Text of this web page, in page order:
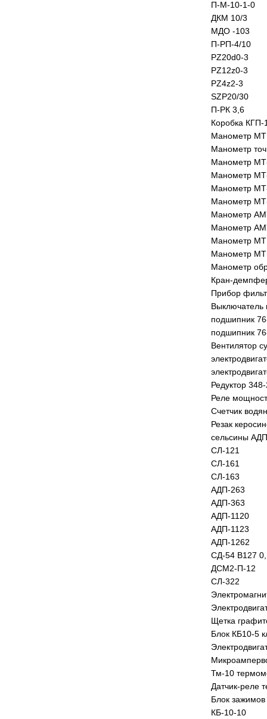
П-М-10-1-0
ДКМ 10/3
МДО -103
П-РП-4/10
PZ20d0-3
PZ12z0-3
PZ4z2-3
SZP20/30
П-РК 3,6
Коробка
Манометр
Манометр
Манометр
Манометр
Манометр
Манометр
Манометр
Манометр
Манометр
Манометр
Манометр
Кран-
Прибор
Выключатель
подшипник
подшипник
Вентилятор
Редуктор
Реле
Счетчик
Резак
сельсины
СЛ-121
СЛ-161
СЛ-163
АДП-263
АДП-363
АДП-1120
АДП-1123
АДП-1262
СД-54 В127
ДСМ2-П-12
СЛ-322
Щетка
Блок КБ10-5
Тм-10
Датчик-реле
Блок
КБ-10-10